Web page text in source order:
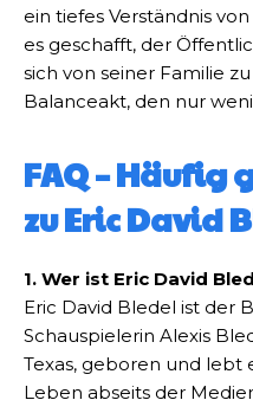
ein tiefes Verständnis
es geschafft, der
sich von seiner Familie
Balanceakt, den nur
FAQ – Häufig
zu Eric David
1. Wer ist Eric David
Eric David Bledel ist der
Schauspielerin Alexis
Texas, geboren und lebt
Leben abseits der